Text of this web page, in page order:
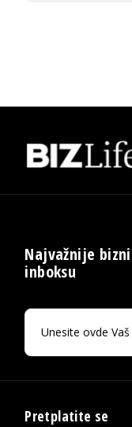
Najvažnije
inboksu
Pretplatite se